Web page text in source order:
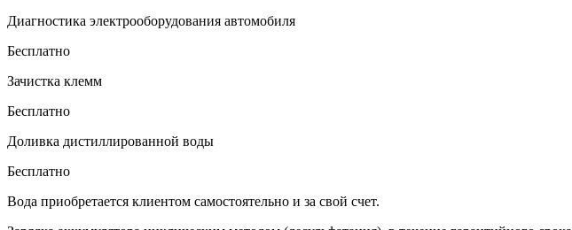
Диагностика электрооборудования автомобиля
Бесплатно
Зачистка клемм
Бесплатно
Доливка дистиллированной воды
Бесплатно
Вода приобретается клиентом самостоятельно и за свой счет.